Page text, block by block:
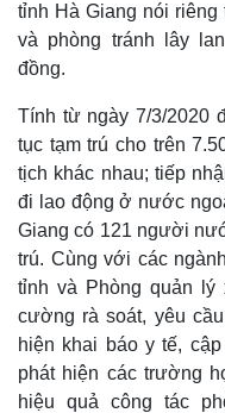
tỉnh Hà Giang nói riêng
và phòng tránh lây
đồng.
Tính từ ngày 7/3/2020
tục tạm trú cho trên
tịch khác nhau; tiếp
đi lao động ở nước
Giang có 121 người
trú. Cùng với các
tỉnh và Phòng quản lý
cường rà soát, yêu
hiện khai báo y tế,
phát hiện các trường
hiệu quả công tác